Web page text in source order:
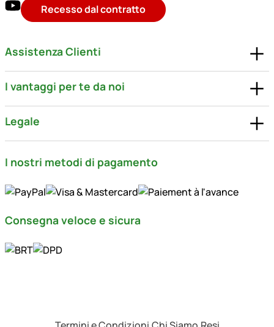
Recesso dal contratto
Assistenza Clienti
I vantaggi per te da noi
Legale
I nostri metodi di pagamento
Consegna veloce e sicura